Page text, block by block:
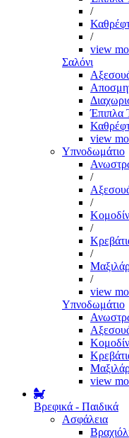
/
/
view
Σαλόνι
Έπιπλα
view
Υπνοδωμάτιο
/
/
/
/
/
view
Υπνοδωμάτιο
view
Βρεφικά - Παιδικά
Ασφάλεια